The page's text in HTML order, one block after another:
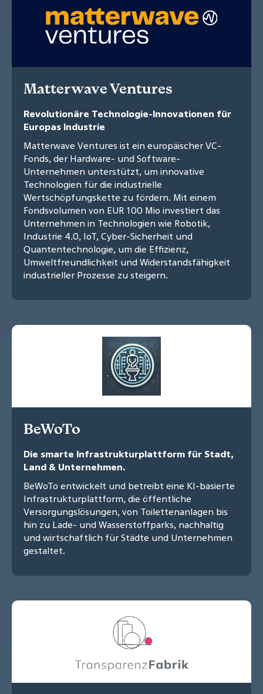
Matterwave Ventures
Revolutionäre Technologie-Innovationen für
Europas Industrie
Matterwave Ventures ist ein europäischer VC-
Fonds, der Hardware- und Software-
Unternehmen unterstützt, um innovative
Technologien für die industrielle
Wertschöpfungskette zu fördern. Mit einem
Fondsvolumen von EUR 100 Mio investiert das
Unternehmen in Technologien wie Robotik,
Industrie 4.0, IoT, Cyber-Sicherheit und
Quantentechnologie, um die Effizienz,
Umweltfreundlichkeit und Widerstandsfähigkeit
industrieller Prozesse zu steigern.
BeWoTo
Die smarte Infrastrukturplattform für Stadt,
Land & Unternehmen.
BeWoTo entwickelt und betreibt eine KI-basierte
Infrastrukturplattform, die öffentliche
Versorgungslösungen, von Toilettenanlagen bis
hin zu Lade- und Wasserstoffparks, nachhaltig
und wirtschaftlich für Städte und Unternehmen
gestaltet.